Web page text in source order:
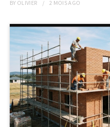
BY OLIVIER 2 MOISAGO